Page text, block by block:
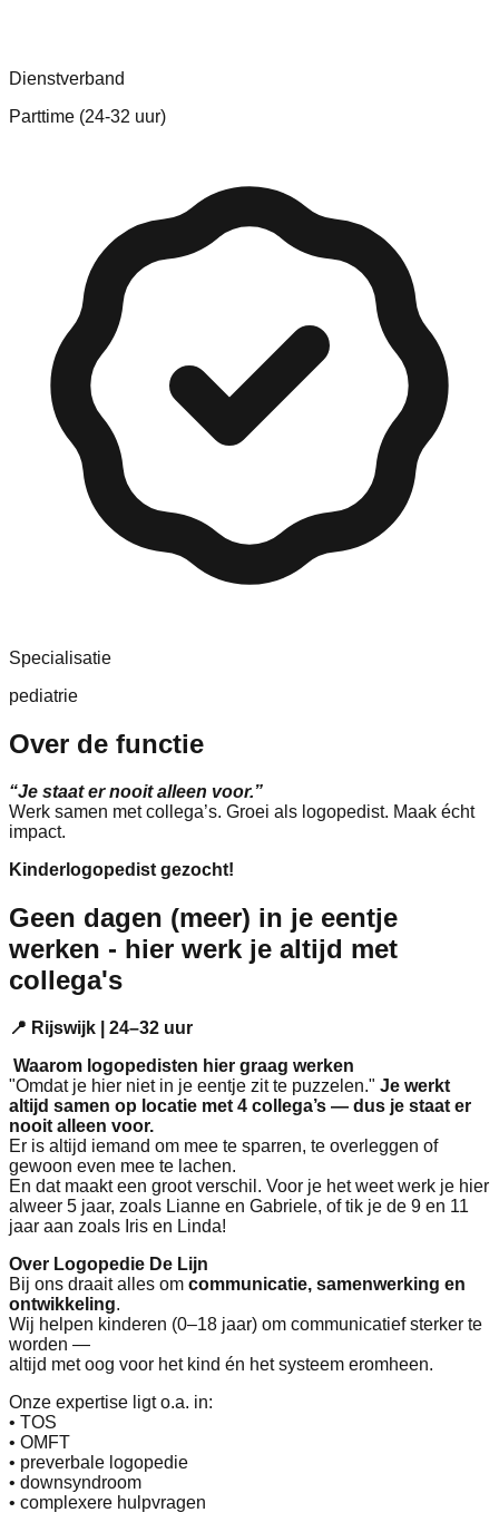
Dienstverband
Parttime (24-32 uur)
Specialisatie
pediatrie
Over de functie
“Je staat er nooit alleen voor.”
Werk samen met collega’s. Groei als logopedist. Maak écht
impact.
Kinderlogopedist gezocht!
Geen dagen (meer) in je eentje
werken - hier werk je altijd met
collega's
📍 Rijswijk | 24–32 uur
Waarom logopedisten hier graag werken
"Omdat je hier niet in je eentje zit te puzzelen." Je werkt
altijd samen op locatie met 4 collega’s — dus je staat er
nooit alleen voor.
Er is altijd iemand om mee te sparren, te overleggen of
gewoon even mee te lachen.
En dat maakt een groot verschil. Voor je het weet werk je hier
alweer 5 jaar, zoals Lianne en Gabriele, of tik je de 9 en 11
jaar aan zoals Iris en Linda!
Over Logopedie De Lijn
Bij ons draait alles om communicatie, samenwerking en
ontwikkeling.
Wij helpen kinderen (0–18 jaar) om communicatief sterker te
worden —
altijd met oog voor het kind én het systeem eromheen.
Onze expertise ligt o.a. in:
• TOS
• OMFT
• preverbale logopedie
• downsyndroom
• complexere hulpvragen